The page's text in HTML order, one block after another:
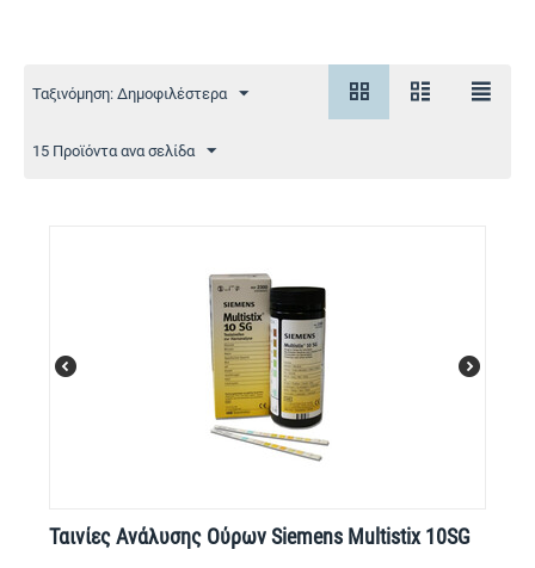
Ταξινόμηση: Δημοφιλέστερα
15 Προϊόντα ανα σελίδα
Ταινίες Ανάλυσης Ούρων Siemens Multistix 10SG